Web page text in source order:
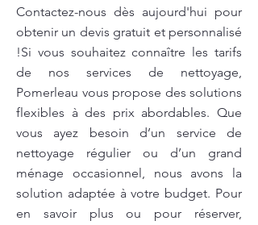
Contactez-nous dès aujourd'hui pour
obtenir un devis gratuit et personnalisé
!Si vous souhaitez connaître les tarifs
de nos services de nettoyage,
Pomerleau vous propose des solutions
flexibles à des prix abordables. Que
vous ayez besoin d’un service de
nettoyage régulier ou d’un grand
ménage occasionnel, nous avons la
solution adaptée à votre budget. Pour
en savoir plus ou pour réserver,